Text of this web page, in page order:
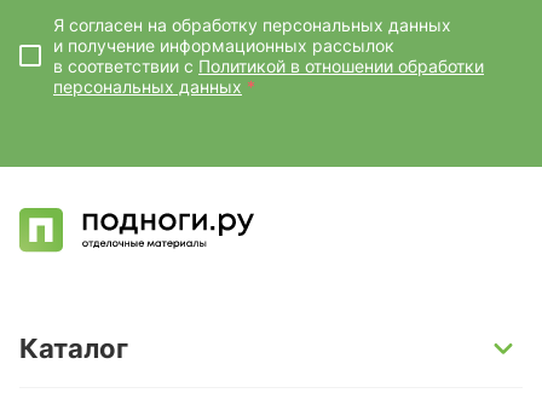
Я согласен на обработку персональных данных
и получение информационных рассылок
в соответствии с Политикой в отношении обработки
персональных данных *
Каталог